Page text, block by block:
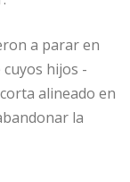
a parar en
hijos -
alineado en
la